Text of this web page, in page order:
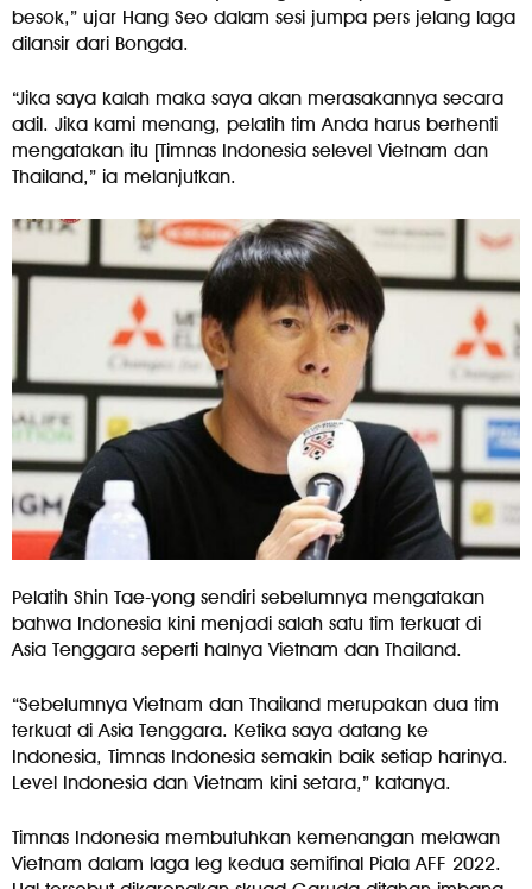
besok,” ujar Hang Seo dalam sesi jumpa pers jelang laga
dilansir dari Bongda.
“Jika saya kalah maka saya akan merasakannya secara
adil. Jika kami menang, pelatih tim Anda harus berhenti
mengatakan itu [Timnas Indonesia selevel Vietnam dan
Thailand,” ia melanjutkan.
Pelatih Shin Tae-yong sendiri sebelumnya mengatakan
bahwa Indonesia kini menjadi salah satu tim terkuat di
Asia Tenggara seperti halnya Vietnam dan Thailand.
“Sebelumnya Vietnam dan Thailand merupakan dua tim
terkuat di Asia Tenggara. Ketika saya datang ke
Indonesia, Timnas Indonesia semakin baik setiap harinya.
Level Indonesia dan Vietnam kini setara,” katanya.
Timnas Indonesia membutuhkan kemenangan melawan
Vietnam dalam laga leg kedua semifinal Piala AFF 2022.